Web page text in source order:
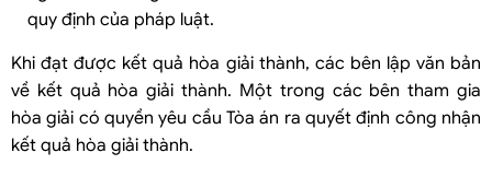
quy định của pháp luật.
Khi đạt được kết quả hòa giải thành, các bên lập văn bản
về kết quả hòa giải thành. Một trong các bên tham gia
hòa giải có quyền yêu cầu Tòa án ra quyết định công nhận
kết quả hòa giải thành.